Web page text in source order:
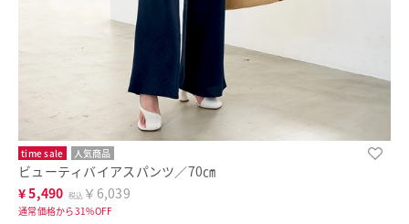
time sale 人気商品
ビューティバイアスパンツ／70㎝
¥5,490 税込 ￥6,039
通常価格から31%OFF